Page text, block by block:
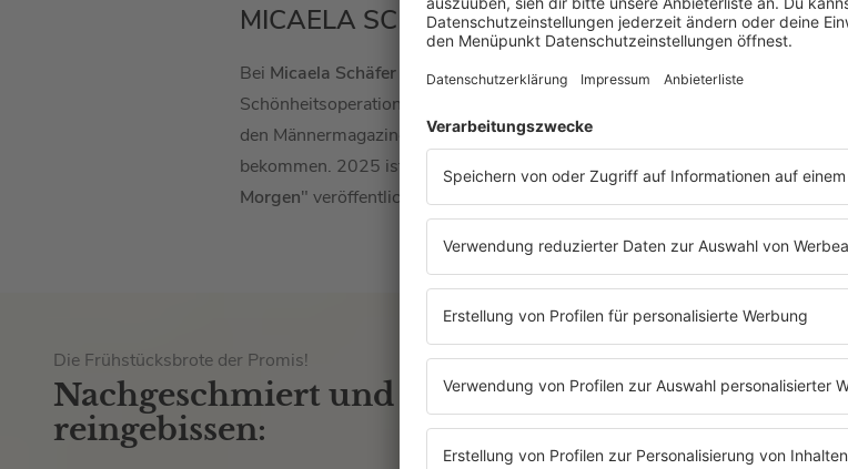
MICAELA SCHÄFER BEI BARBARA
Bei Micaela Schäfer fing die Karriere mit " Germany's Next Topmodel
Schönheitsoperationen an. Mittlerweile ist
ein bekannter
den Männermagazinen "Penthouse", "FHM" oder auch in "
bekommen. 2025 ist
Micaela Schäfer bei " The 50" zu sehen und sie hat
Morgen" veröffentlicht.
Die Frühstücksbrote der Promis!
Nachgeschmiert und
reingebissen: